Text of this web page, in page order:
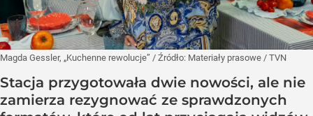
Magda Gessler, „Kuchenne rewolucje” / Źródło: Materiały prasowe / TVN
Stacja przygotowała dwie nowości, ale nie
zamierza rezygnować ze sprawdzonych